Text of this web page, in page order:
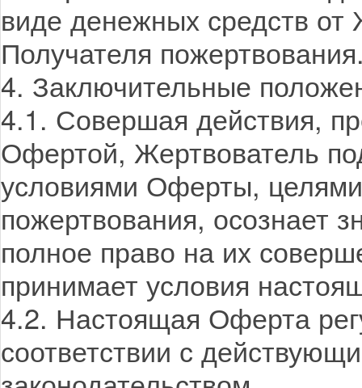
виде денежных средств от
Получателя
4. Заключительные
4.1. Совершая действия,
Офертой, Жертвователь
условиями Оферты,
пожертвования, осознает
полное право на их
принимает условия
4.2. Настоящая Оферта
соответствии с